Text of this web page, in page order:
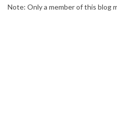
Note: Only a member of this blog